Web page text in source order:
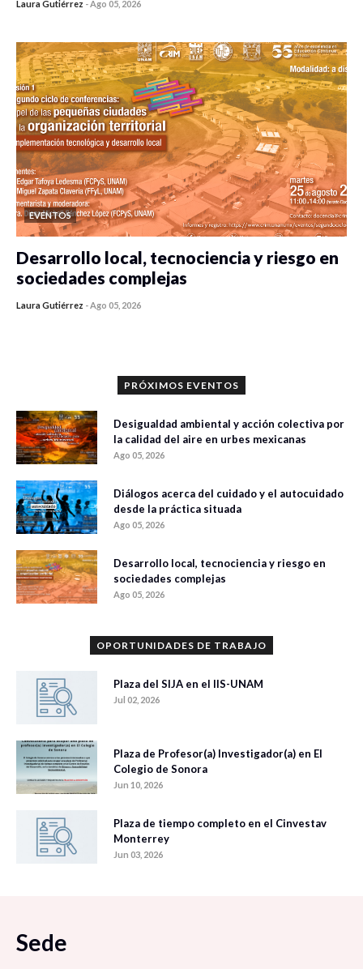
Laura Gutiérrez -Ago 05, 2026
EVENTOS
Desarrollo local, tecnociencia y riesgo en
sociedades complejas
Laura Gutiérrez -Ago 05, 2026
PRÓXIMOS EVENTOS
Desigualdad ambiental y acción colectiva por
la calidad del aire en urbes mexicanas
Ago 05, 2026
Diálogos acerca del cuidado y el autocuidado
desde la práctica situada
Ago 05, 2026
Desarrollo local, tecnociencia y riesgo en
sociedades complejas
Ago 05, 2026
OPORTUNIDADES DE TRABAJO
Plaza del SIJA en el IIS-UNAM
Jul 02, 2026
Plaza de Profesor(a) Investigador(a) en El
Colegio de Sonora
Jun 10, 2026
Plaza de tiempo completo en el Cinvestav
Monterrey
Jun 03, 2026
Sede